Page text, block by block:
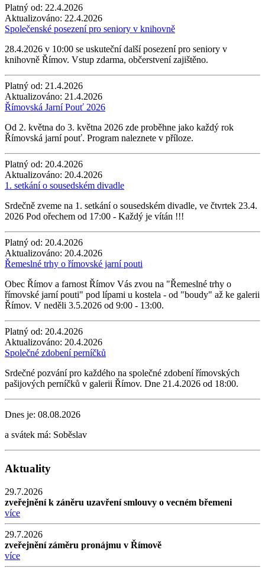
Platný od: 22.4.2026
Aktualizováno: 22.4.2026
Společenské posezení pro seniory v knihovně
28.4.2026 v 10:00 se uskuteční další posezení pro seniory v
knihovně Římov. Vstup zdarma, občerstvení zajištěno.
Platný od: 21.4.2026
Aktualizováno: 21.4.2026
Římovská Jarní Pouť 2026
Od 2. května do 3. května 2026 zde proběhne jako každý rok
Římovská jarní pouť. Program naleznete v příloze.
Platný od: 20.4.2026
Aktualizováno: 20.4.2026
1. setkání o sousedském divadle
Srdečně zveme na 1. setkání o sousedském divadle, ve čtvrtek 23.4.
2026 Pod ořechem od 17:00 - Každý je vítán !!!
Platný od: 20.4.2026
Aktualizováno: 20.4.2026
Řemeslné trhy o římovské jarní pouti
Obec Římov a farnost Římov Vás zvou na "Řemeslné trhy o
římovské jarní pouti" pod lípami u kostela - od "boudy" až ke galerii
Římov. V neděli 3.5.2026 od 9:00 - 13:00.
Platný od: 20.4.2026
Aktualizováno: 20.4.2026
Společné zdobení perníčků
Srdečné pozvání pro každého na společné zdobení římovských
pašijových perníčků v galerii Římov. Dne 21.4.2026 od 18:00.
Dnes je: 08.08.2026
a svátek má: Soběslav
Aktuality
29.7.2026
zveřejnění k záněru uzavření smlouvy o vecném břemeni
více
29.7.2026
zveřejnění záměru pronájmu v Římově
více